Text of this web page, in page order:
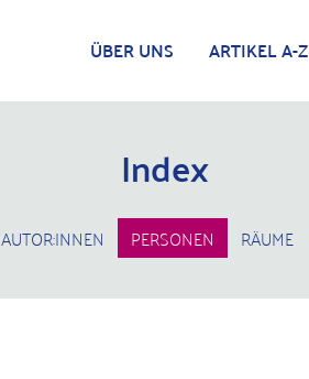
ÜBER UNS ARTIKEL A-Z
Index
AUTOR:INNEN PERSONEN RÄUME